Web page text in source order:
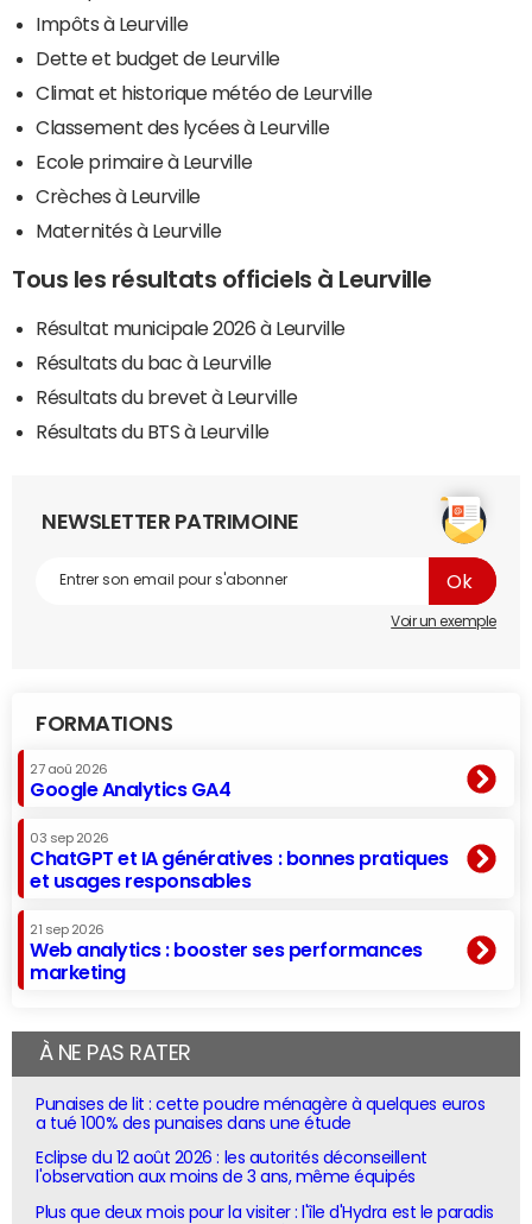
Impôts à Leurville
Dette et budget de Leurville
Climat et historique météo de Leurville
Classement des lycées à Leurville
Ecole primaire à Leurville
Crèches à Leurville
Maternités à Leurville
Tous les résultats officiels à Leurville
Résultat municipale 2026 à Leurville
Résultats du bac à Leurville
Résultats du brevet à Leurville
Résultats du BTS à Leurville
NEWSLETTER PATRIMOINE
Voir un exemple
FORMATIONS
27 aoû 2026
Google Analytics GA4
03 sep 2026
ChatGPT et IA génératives : bonnes pratiques
et usages responsables
21 sep 2026
Web analytics : booster ses performances
marketing
À NE PAS RATER
Punaises de lit : cette poudre ménagère à quelques euros
a tué 100% des punaises dans une étude
Eclipse du 12 août 2026 : les autorités déconseillent
l'observation aux moins de 3 ans, même équipés
Plus que deux mois pour la visiter : l'île d'Hydra est le paradis